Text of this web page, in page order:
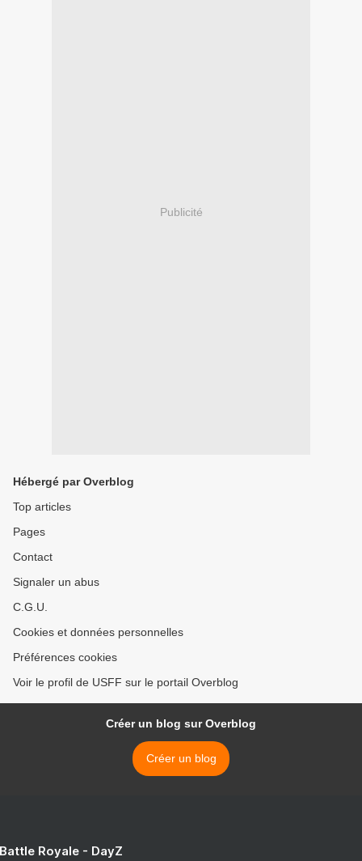
Publicité
Hébergé par Overblog
Top articles
Pages
Contact
Signaler un abus
C.G.U.
Cookies et données personnelles
Préférences cookies
Voir le profil de USFF sur le portail Overblog
Créer un blog sur Overblog
Créer un blog
Royale - DayZ